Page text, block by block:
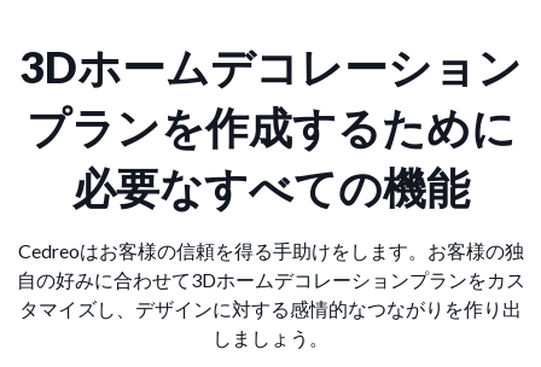
3Dホームデコレーション
プランを作成するために
必要なすべての機能
Cedreoはお客様の信頼を得る手助けをします。お客様の独
自の好みに合わせて3Dホームデコレーションプランをカス
タマイズし、デザインに対する感情的なつながりを作り出
しましょう。